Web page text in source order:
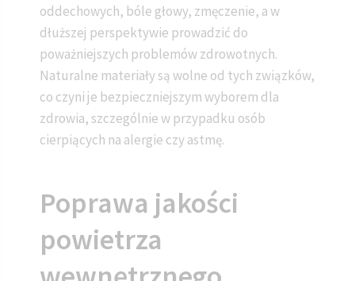
oddechowych, bóle głowy, zmęczenie, a w
dłuższej perspektywie prowadzić do
poważniejszych problemów zdrowotnych.
Naturalne materiały są wolne od tych związków,
co czyni je bezpieczniejszym wyborem dla
zdrowia, szczególnie w przypadku osób
cierpiących na alergie czy astmę.
Poprawa jakości
powietrza